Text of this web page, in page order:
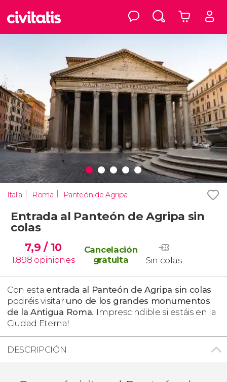
Italia Roma Panteón de Agripa
Entrada al Panteón de Agripa sin
colas
7,9/ 10
1.898 opiniones Sin colas
Cancelación
gratuita
Con esta entrada al Panteón de Agripa sin colas
podréis visitar uno de los grandes monumentos
de la Antigua Roma. ¡Imprescindible si estáis en la
Ciudad Eterna!
DESCRIPCIÓN